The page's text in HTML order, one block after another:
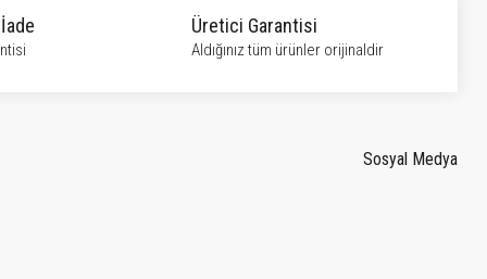
Üretici Garantisi
Aldığınız tüm ürünler orijinaldir
Sosyal Medya